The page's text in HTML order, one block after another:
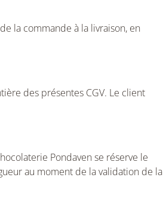
la commande à la livraison, en
des présentes CGV. Le client
Pondaven se réserve le
au moment de la validation de la